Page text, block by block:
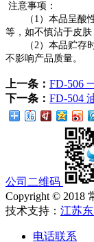
注意事项：
（1）本品呈酸性
等，如不慎沾于皮肤
（2）本品贮存
不影响产品质量。
上一条： FD-506
下一条： FD-504
公司二维码
Copyright © 2018
技术支持： 江苏东
电话联系